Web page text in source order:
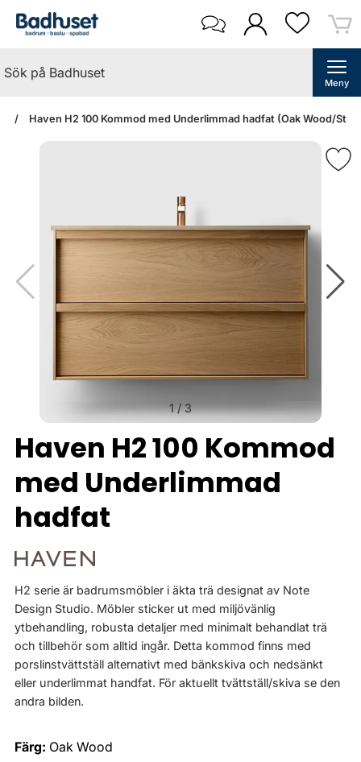
Meny
Haven H2 100 Kommod med Underlimmad hadfat (Oak Wood/
1/3
Haven H2 100 Kommod
med Underlimmad
hadfat
H2 serie är badrumsmöbler i äkta trä designat av Note
Design Studio. Möbler sticker ut med miljövänlig
ytbehandling, robusta detaljer med minimalt behandlat trä
och tillbehör som alltid ingår. Detta kommod finns med
porslinstvättställ alternativt med bänkskiva och nedsänkt
eller underlimmat handfat. För aktuellt tvättställ/skiva se den
andra bilden.
Färg: Oak Wood